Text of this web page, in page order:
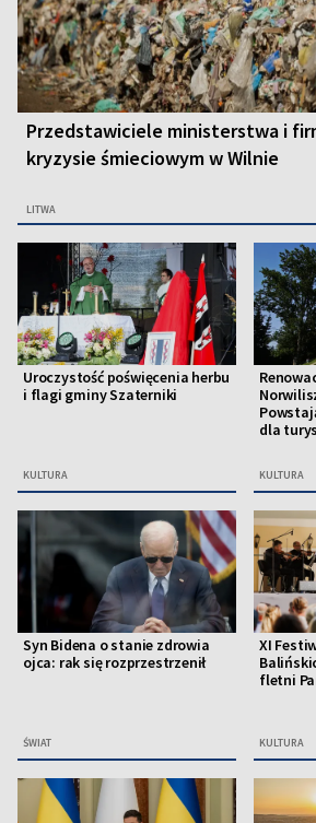
Przedstawiciele ministerstwa i
kryzysie śmieciowym w Wilnie
LITWA
Uroczystość poświęcenia herbu
i flagi gminy Szaterniki
KULTURA
dla
KULTURA
Syn Bidena o stanie zdrowia
ojca: rak się rozprzestrzenił
ŚWIAT
XI
fletni
KULTURA